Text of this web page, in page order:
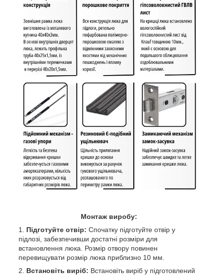
Монтаж виробу:
Підготуйте отвір: Спочатку підготуйте отвір у
підлозі, забезпечивши достатні розміри для
встановлення люка. Розмір отвору повинен
перевищувати розмір люка приблизно 10 мм.
Встановіть виріб: Встановіть виріб у підготовлений